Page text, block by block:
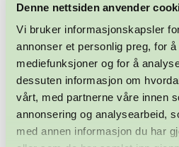
Denne nettsiden anvender
Vi bruker informasjonskapsler
annonser et personlig preg, for
mediefunksjoner og for å
dessuten informasjon om
vårt, med partnerne våre innen
annonsering og analysearbeid,
med annen informasjon du har